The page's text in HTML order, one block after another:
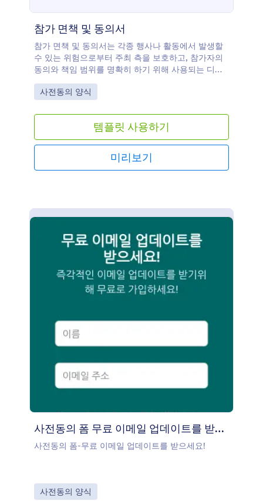
참가 면책 및 동의서
참가 면책 및 동의서는 각종 행사나 활동에서 발생할
수 있는 위험으로부터 주최 측을 보호하고, 참가자의
동의와 책임 범위를 명확히 하기 위해 사용되는 디지
털 양식입니다.
Go to Category:
사전동의 양식
템플릿 사용하기
미리보기
사전동의 폼 무료 이메일 업데이트를 받으세요!
사전동의 폼-무료 이메일 업데이트를 받으세요!
Go to Category:
사전동의 양식